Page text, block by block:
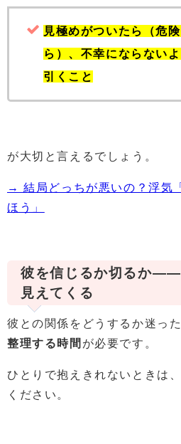
見極めがついたら（危
ら）、不幸にならない
引くこと
が大切と言えるでしょう。
→ 結局どっちが悪いの？浮気
ほう」
彼を信じるか切るか
見えてくる
彼との関係をどうするか迷った
整理する時間 が必要です。
ひとりで抱えきれないときは
ください。